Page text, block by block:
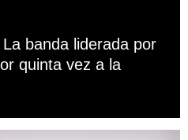
banda liderada por
quinta vez a la